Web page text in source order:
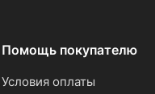
Помощь покупателю
Условия оплаты